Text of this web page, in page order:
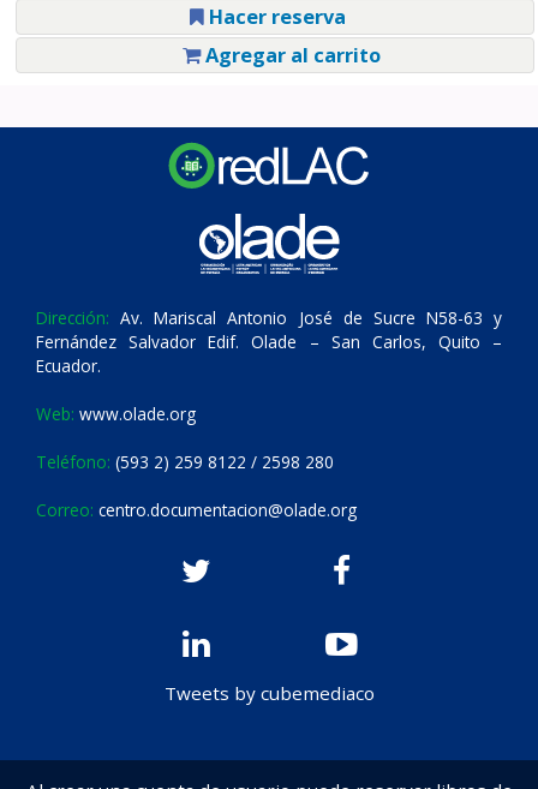
Hacer reserva
Agregar al carrito
Dirección: Av. Mariscal Antonio José de Sucre N58-63 y
Fernández Salvador Edif. Olade – San Carlos, Quito –
Ecuador.
Web: www.olade.org
Teléfono: (593 2) 259 8122 / 2598 280
Correo: centro.documentacion@olade.org
Tweets by cubemediaco